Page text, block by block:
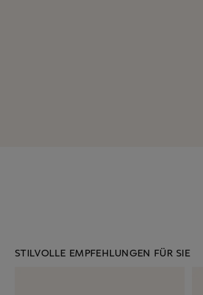
STILVOLLE EMPFEHLUNGEN FÜR SIE